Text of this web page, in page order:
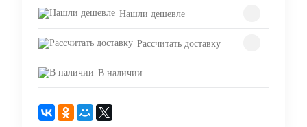
Нашли дешевле
Рассчитать доставку
В наличии